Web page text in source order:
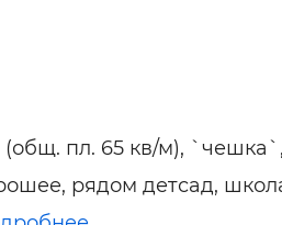
(общ. пл. 65 кв/м),
рядом детсад,